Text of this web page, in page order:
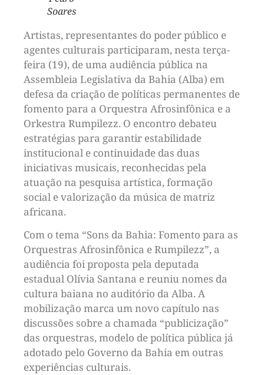
Soares
Artistas, representantes do poder público e
agentes culturais participaram, nesta terça-
feira (19), de uma audiência pública na
Assembleia Legislativa da Bahia (Alba) em
defesa da criação de políticas permanentes de
fomento para a Orquestra Afrosinfônica e a
Orkestra Rumpilezz. O encontro debateu
estratégias para garantir estabilidade
institucional e continuidade das duas
iniciativas musicais, reconhecidas pela
atuação na pesquisa artística, formação
social e valorização da música de matriz
africana.
Com o tema “Sons da Bahia: Fomento para as
Orquestras Afrosinfônica e Rumpilezz”, a
audiência foi proposta pela deputada
estadual Olívia Santana e reuniu nomes da
cultura baiana no auditório da Alba. A
mobilização marca um novo capítulo nas
discussões sobre a chamada “publicização”
das orquestras, modelo de política pública já
adotado pelo Governo da Bahia em outras
experiências culturais.